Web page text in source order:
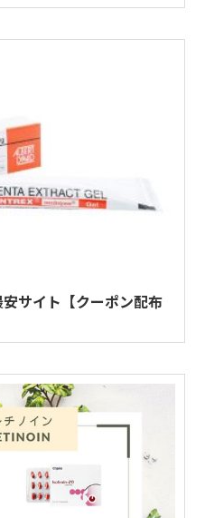
サイト【クーポン配布